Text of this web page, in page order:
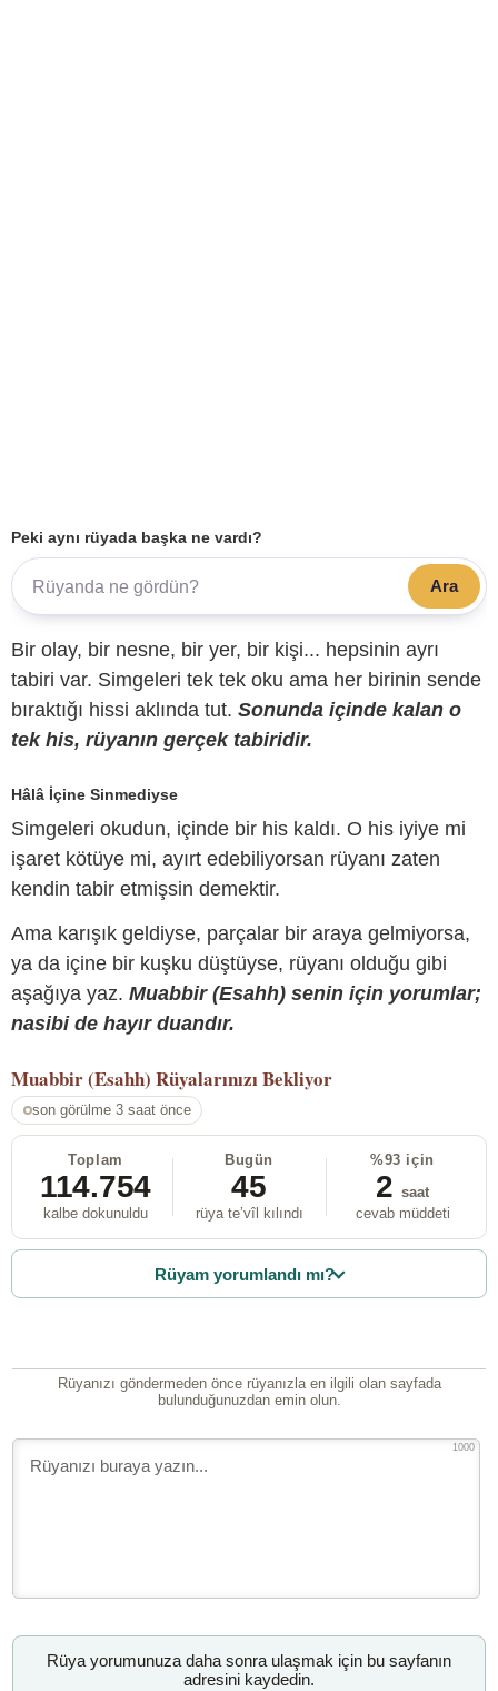
Peki aynı rüyada başka ne vardı?
Ara
Bir olay, bir nesne, bir yer, bir kişi... hepsinin ayrı
tabiri var. Simgeleri tek tek oku ama her birinin sende
bıraktığı hissi aklında tut. Sonunda içinde kalan o
tek his, rüyanın gerçek tabiridir.
Hâlâ İçine Sinmediyse
Simgeleri okudun, içinde bir his kaldı. O his iyiye mi
işaret kötüye mi, ayırt edebiliyorsan rüyanı zaten
kendin tabir etmişsin demektir.
Ama karışık geldiyse, parçalar bir araya gelmiyorsa,
ya da içine bir kuşku düştüyse, rüyanı olduğu gibi
aşağıya yaz. Muabbir (Esahh) senin için yorumlar;
nasibi de hayır duandır.
Muabbir (Esahh) Rüyalarınızı Bekliyor
son görülme 3 saat önce
Toplam
114.754
kalbe dokunuldu
Bugün
45
rüya te’vîl kılındı
%93 için
2 saat
cevab müddeti
Rüyam yorumlandı mı?
Rüyanızı göndermeden önce rüyanızla en ilgili olan sayfada
bulunduğunuzdan emin olun.
1000
Rüya yorumunuza daha sonra ulaşmak için bu sayfanın
adresini kaydedin.